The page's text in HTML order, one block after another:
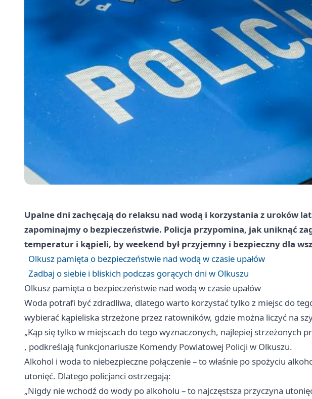
Upalne dni zachęcają do relaksu nad wodą i korzystania z uroków
zapominajmy o bezpieczeństwie. Policja przypomina, jak uniknąć
temperatur i kąpieli, by weekend był przyjemny i bezpieczny dla
Olkusz pamięta o bezpieczeństwie nad wodą w czasie upałów
Zadbaj o siebie i bliskich podczas gorących dni w Olkuszu
Olkusz pamięta o bezpieczeństwie nad wodą w czasie upałów
Woda potrafi być zdradliwa, dlatego warto korzystać tylko z miejsc do
wybierać kąpieliska strzeżone przez ratowników, gdzie można liczyć na
„Kąp się tylko w miejscach do tego wyznaczonych, najlepiej strzeżonych
, podkreślają funkcjonariusze Komendy Powiatowej Policji w Olkuszu.
Alkohol i woda to niebezpieczne połączenie – to właśnie po spożyciu
utonięć. Dlatego policjanci ostrzegają:
„Nigdy nie wchodź do wody po alkoholu – to najczęstsza przyczyna